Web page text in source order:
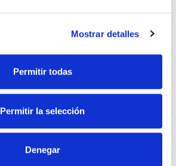
Mostrar detalles
Permitir todas
Permitir la selección
Denegar
IP66